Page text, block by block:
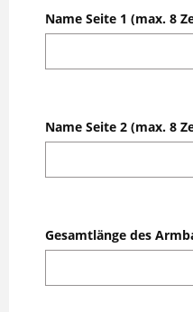
Name Seite 1 (max. 8
Name Seite 2 (max. 8
Gesamtlänge des